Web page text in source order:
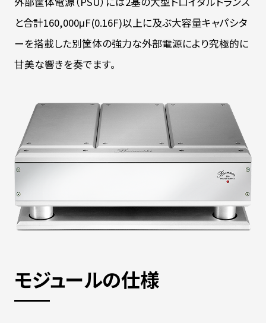
と合計160,000μF(0.16F)以上に及ぶ大容量キャパシタ
ーを搭載した別筐体の強力な外部電源により究極的に
甘美な響きを奏でます。
モジュールの仕様